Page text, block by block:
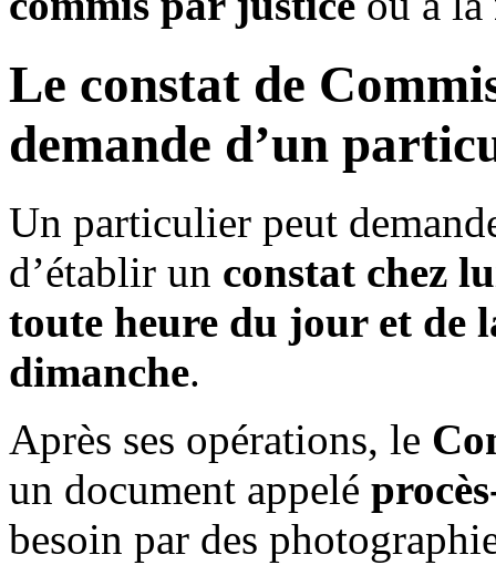
Le constat de
demande d’un
Un particulier peut
d’établir un constat chez
toute heure du jour et de
dimanche.
Après ses opérations, le
un document appelé
besoin par des